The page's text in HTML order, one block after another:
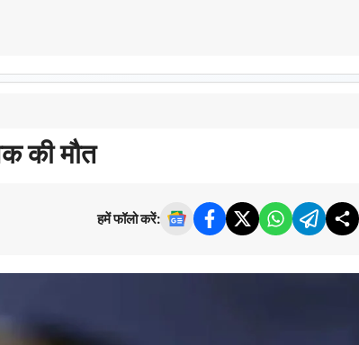
की मौत
हमें फॉलो करें: